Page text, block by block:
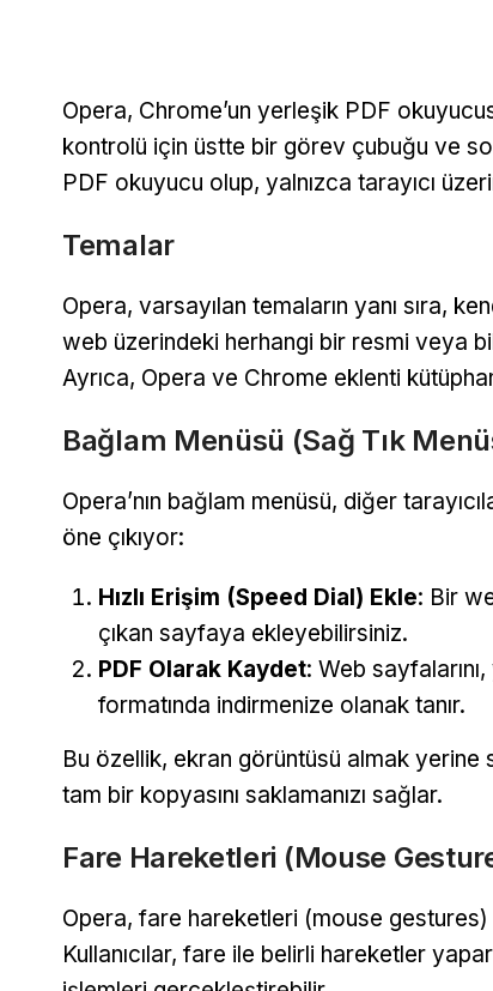
Opera, Chrome’un yerleşik PDF
kontrolü için üstte bir görev çubuğu ve
PDF okuyucu olup, yalnızca tarayıcı
Temalar
Opera, varsayılan temaların yanı sıra,
web üzerindeki herhangi bir resmi veya
Ayrıca, Opera ve Chrome eklenti
Bağlam Menüsü (Sağ Tık
Opera’nın bağlam menüsü, diğer
öne çıkıyor:
Hızlı Erişim (Speed Dial) Ekle: Bir
çıkan sayfaya ekleyebilirsiniz.
PDF Olarak Kaydet: Web
formatında indirmenize olanak tanır.
Bu özellik, ekran görüntüsü almak
tam bir kopyasını saklamanızı sağlar.
Fare Hareketleri (Mouse
Opera, fare hareketleri (mouse
Kullanıcılar, fare ile belirli hareketler